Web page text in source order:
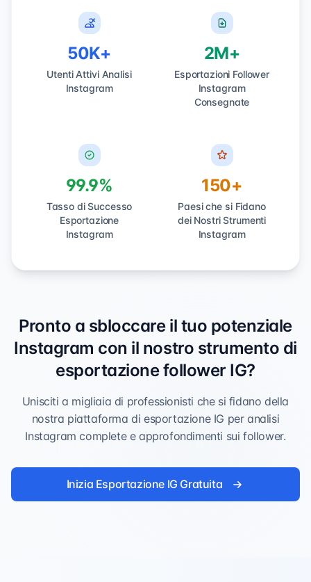
50K+
Utenti Attivi Analisi
Instagram
2M+
Esportazioni Follower
Instagram
Consegnate
99.9%
Tasso di Successo
Esportazione
Instagram
150+
Paesi che si Fidano
dei Nostri Strumenti
Instagram
Pronto a sbloccare il tuo potenziale
Instagram con il nostro strumento di
esportazione follower IG?
Unisciti a migliaia di professionisti che si fidano della
nostra piattaforma di esportazione IG per analisi
Instagram complete e approfondimenti sui follower.
Inizia Esportazione IG Gratuita